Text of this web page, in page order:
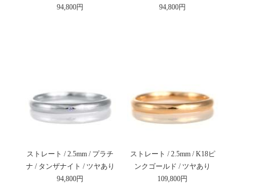
94,800円
94,800円
ストレート / 2.5mm / プラチ
ナ / タンザナイト / ツヤあり
94,800円
ストレート / 2.5mm / K18ピ
ンクゴールド / ツヤあり
109,800円